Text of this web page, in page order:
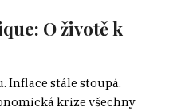
O životě k
Inflace stále stoupá.
krize všechny